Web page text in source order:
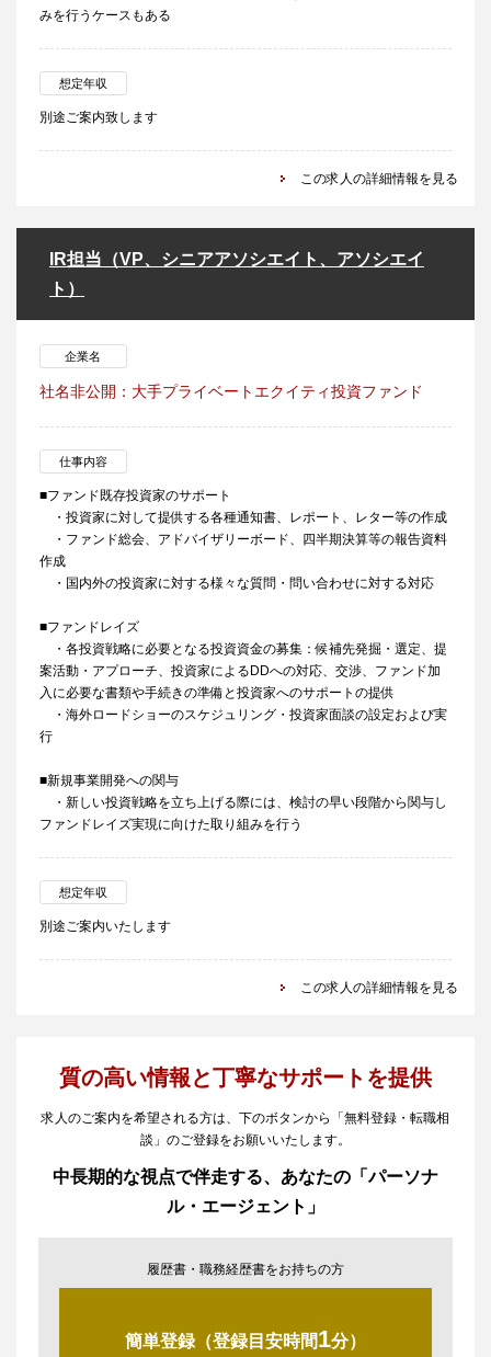
みを行うケースもある
想定年収
別途ご案内致します
この求人の詳細情報を見る
IR担当（VP、シニアアソシエイト、アソシエイ
ト）
企業名
社名非公開：大手プライベートエクイティ投資ファンド
仕事内容
■ファンド既存投資家のサポート
・投資家に対して提供する各種通知書、レポート、レター等の作成
・ファンド総会、アドバイザリーボード、四半期決算等の報告資料
作成
・国内外の投資家に対する様々な質問・問い合わせに対する対応
■ファンドレイズ
・各投資戦略に必要となる投資資金の募集：候補先発掘・選定、提
案活動・アプローチ、投資家によるDDへの対応、交渉、ファンド加
入に必要な書類や手続きの準備と投資家へのサポートの提供
・海外ロードショーのスケジュリング・投資家面談の設定および実
行
■新規事業開発への関与
・新しい投資戦略を立ち上げる際には、検討の早い段階から関与し
ファンドレイズ実現に向けた取り組みを行う
想定年収
別途ご案内いたします
この求人の詳細情報を見る
質の高い情報と丁寧なサポートを提供
求人のご案内を希望される方は、下のボタンから「無料登録・転職相
談」のご登録をお願いいたします。
中長期的な視点で伴走する、あなたの「パーソナ
ル・エージェント」
履歴書・職務経歴書をお持ちの方
簡単登録（登録目安時間1分）